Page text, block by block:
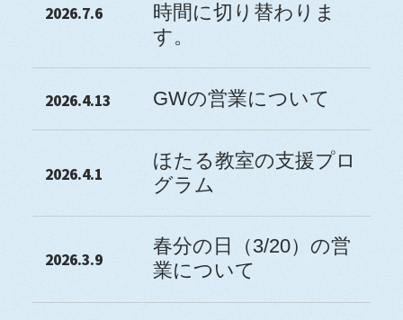
2026.7.6
時間に切り替わりま
す。
2026.4.13 GWの営業について
2026.4.1
ほたる教室の支援プロ
グラム
2026.3.9
春分の日（3/20）の営
業について